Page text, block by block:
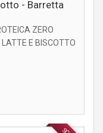
- Barretta
ZERO
E BISCOTTO